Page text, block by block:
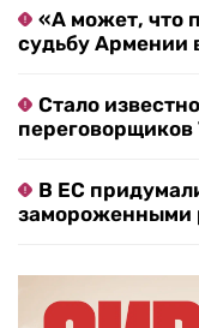
«А может, что
судьбу Армении
Стало
В ЕС
замороженными